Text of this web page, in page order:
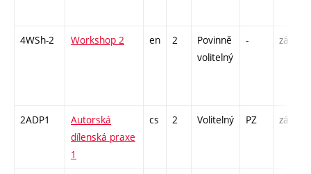
4WSh-2 Workshop 2 en 2
Povinně
volitelný
- zá
2ADP1
Autorská
dílenská praxe
1
cs 2 Volitelný PZ zá